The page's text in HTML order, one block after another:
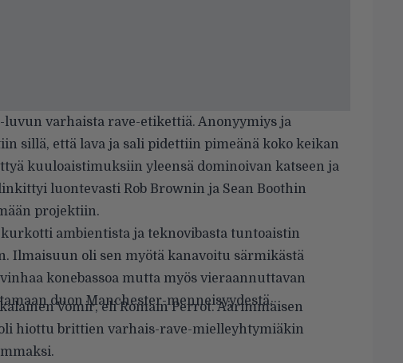
varhaista rave-etikettiä. Anonyymiys ja
sillä, että lava ja sali pidettiin pimeänä koko keikan
kuuloaistimuksiin yleensä dominoivan katseen ja
luontevasti Rob Brownin ja Sean Boothin
projektiin.
ambientista ja teknovibasta tuntoaistin
Ilmaisuun oli sen myötä kanavoitu särmikästä
konebassoa mutta myös vieraannuttavan
duon Manchester-menneisyydestä.
Vomir, eli Romain Perrot. Äärimmäisen
hiottu brittien varhais-rave-mielleyhtymiäkin